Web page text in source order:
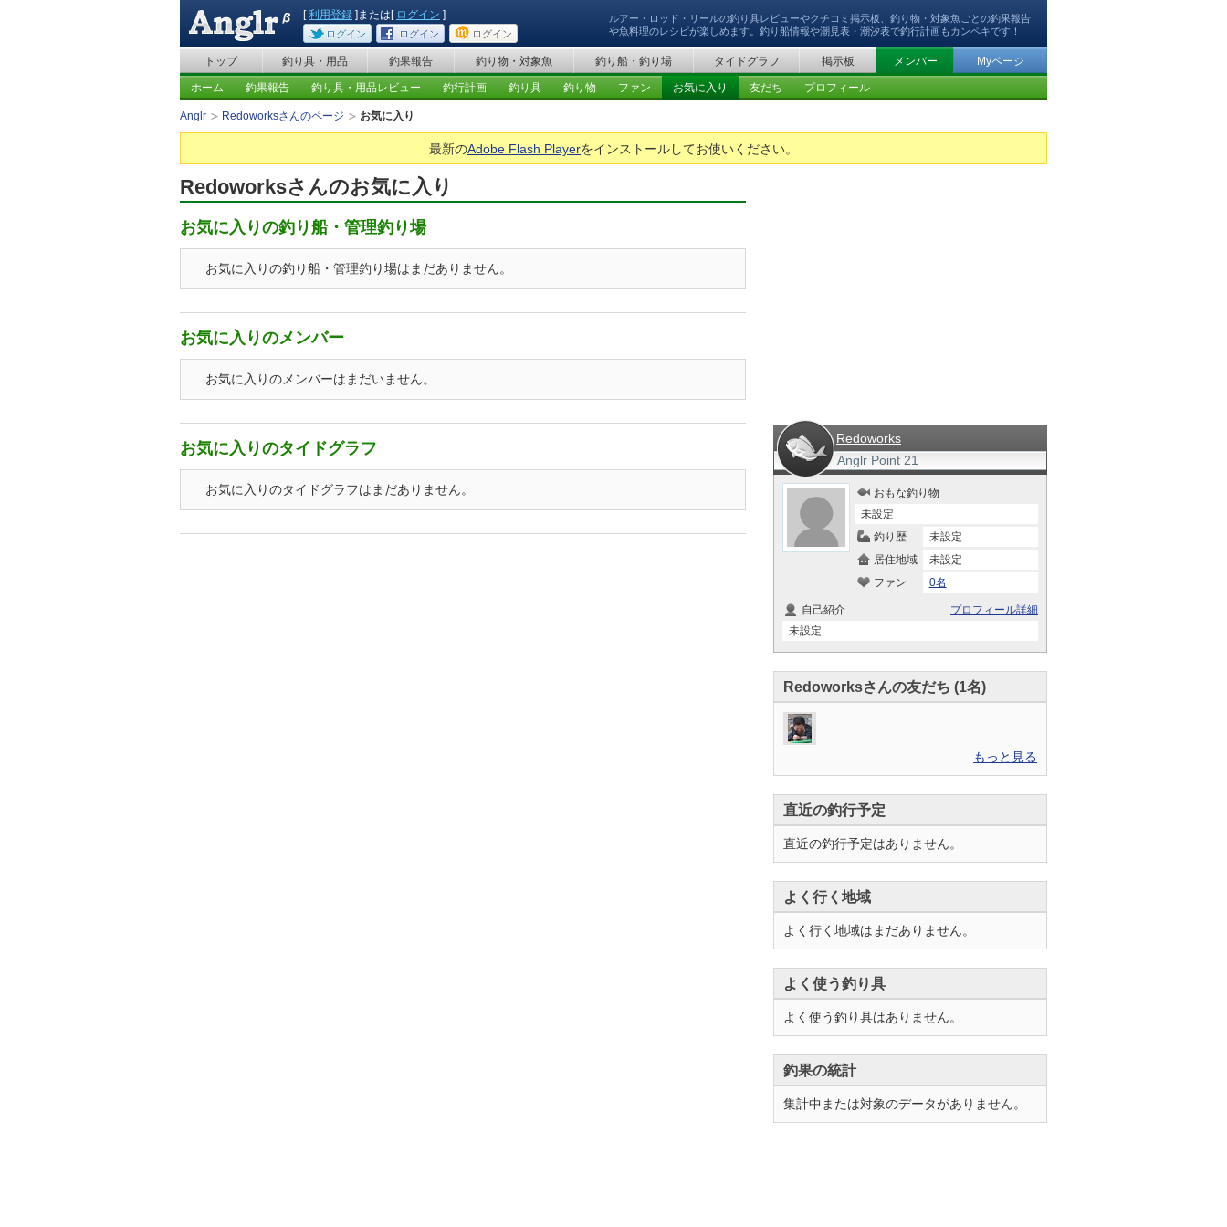
ルアー・ロッド・リールの釣り具レビューやクチコミ掲示板、釣り物・対象魚ごとの釣果報告
や魚料理のレシピが楽しめます。釣り船情報や潮見表・潮汐表で釣行計画もカンペキです！
[利用登録 ]または[ ログイン ]
ログイン ログイン ログイン
トップ 釣り具・用品 釣果報告 釣り物・対象魚 釣り船・釣り場 タイドグラフ 掲示板 メンバー Myページ
ホーム 釣果報告 釣り具・用品レビュー 釣行計画 釣り具 釣り物 ファン お気に入り 友だち プロフィール
Anglr Redoworksさんのページ お気に入り
最新のAdobe Flash Playerをインストールしてお使いください。
Redoworksさんのお気に入り
お気に入りの釣り船・管理釣り場
お気に入りの釣り船・管理釣り場はまだありません。
お気に入りのメンバー
お気に入りのメンバーはまだいません。
お気に入りのタイドグラフ
お気に入りのタイドグラフはまだありません。
Redoworks
Anglr Point 21
おもな釣り物
未設定
釣り歴
未設定
居住地域
未設定
ファン
0名
プロフィール詳細
自己紹介
未設定
Redoworksさんの友だち (1名)
もっと見る
直近の釣行予定
直近の釣行予定はありません。
よく行く地域
よく行く地域はまだありません。
よく使う釣り具
よく使う釣り具はありません。
釣果の統計
集計中または対象のデータがありません。